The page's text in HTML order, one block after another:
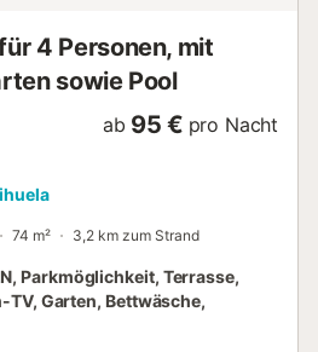
Apotheke...
4 Personen, mit
sowie Pool
ab 95 € pro Nacht
74 m² 3,2 km zum Strand
Parkmöglichkeit, Terrasse,
Garten, Bettwäsche,